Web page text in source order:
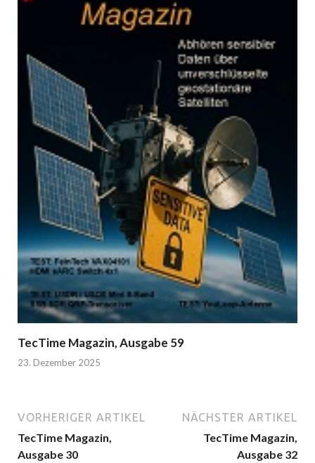
TecTime Magazin, Ausgabe 59
23. Dezember 2025
VORHERIGER ARTIKEL
TecTime Magazin,
Ausgabe 30
NÄCHSTER ARTIKEL
TecTime Magazin,
Ausgabe 32